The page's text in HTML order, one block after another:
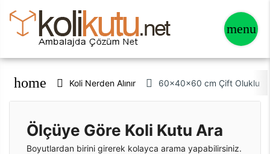
home Koli Nerden Alınır 60x40x60 cm Çift Oluklu
Ölçüye Göre Koli Kutu Ara
Boyutlardan birini girerek kolayca arama yapabilirsiniz.